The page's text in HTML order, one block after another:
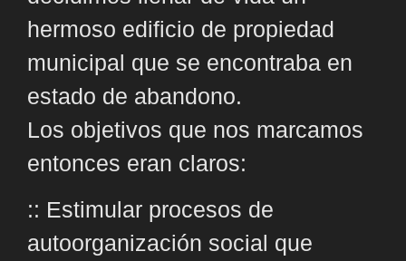
hermoso edificio de propiedad
municipal que se encontraba en
estado de abandono.
Los objetivos que nos marcamos
entonces eran claros:
:: Estimular procesos de
autoorganización social que